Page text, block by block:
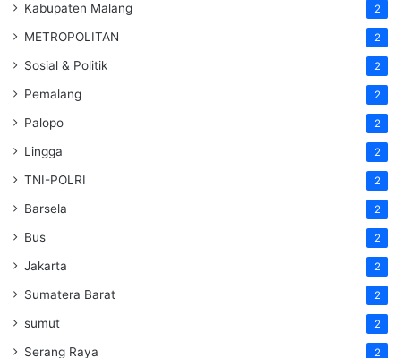
Kabupaten Malang 2
METROPOLITAN 2
Sosial & Politik 2
Pemalang 2
Palopo 2
Lingga 2
TNI-POLRI 2
Barsela 2
Bus 2
Jakarta 2
Sumatera Barat 2
sumut 2
Serang Raya 2